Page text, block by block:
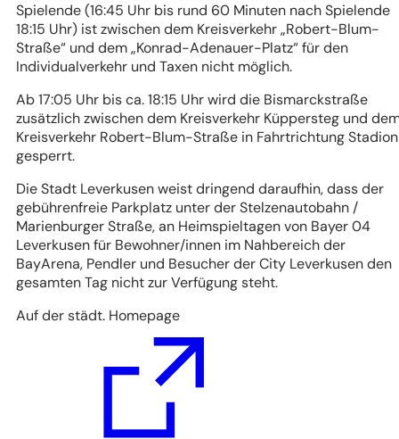
Spielende (16:45 Uhr bis rund 60 Minuten nach Spielende
18:15 Uhr) ist zwischen dem Kreisverkehr „Robert-Blum-
Straße“ und dem „Konrad-Adenauer-Platz“ für den
Individualverkehr und Taxen nicht möglich.
Ab 17:05 Uhr bis ca. 18:15 Uhr wird die Bismarckstraße
zusätzlich zwischen dem Kreisverkehr Küppersteg und
Kreisverkehr Robert-Blum-Straße in Fahrtrichtung Stadion
gesperrt.
Die Stadt Leverkusen weist dringend daraufhin, dass der
gebührenfreie Parkplatz unter der Stelzenautobahn /
Marienburger Straße, an Heimspieltagen von Bayer 04
Leverkusen für Bewohner/innen im Nahbereich der
BayArena, Pendler und Besucher der City Leverkusen den
gesamten Tag nicht zur Verfügung steht.
Auf der städt. Homepage